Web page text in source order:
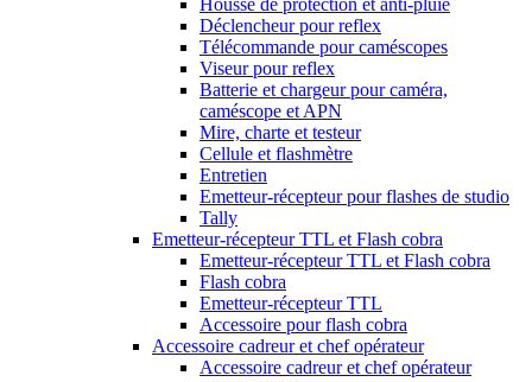
Housse de protection et anti-pluie
Déclencheur pour reflex
Télécommande pour caméscopes
Viseur pour reflex
Batterie et chargeur pour caméra,
caméscope et APN
Mire, charte et testeur
Cellule et flashmètre
Entretien
Emetteur-récepteur pour flashes de studio
Tally
Emetteur-récepteur TTL et Flash cobra
Emetteur-récepteur TTL et Flash cobra
Flash cobra
Emetteur-récepteur TTL
Accessoire pour flash cobra
Accessoire cadreur et chef opérateur
Accessoire cadreur et chef opérateur